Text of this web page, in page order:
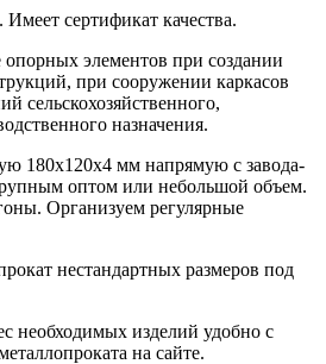
сертификат качества.
опорных элементов при создании
при сооружении каркасов
сельскохозяйственного,
назначения.
180х120х4 мм напрямую с завода-
оптом или небольшой объем.
Организуем регулярные
нестандартных размеров под
необходимых изделий удобно с
на сайте.